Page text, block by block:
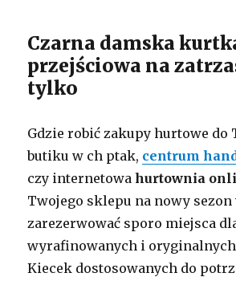
Czarna damska
przejściowa na
tylko
Gdzie robić zakupy hurtowe do
butiku w ch ptak, centrum
czy internetowahurtownia
Twojego sklepu na nowy sezon
zarezerwować sporo miejsca
wyrafinowanych i
Kiecek dostosowanych do